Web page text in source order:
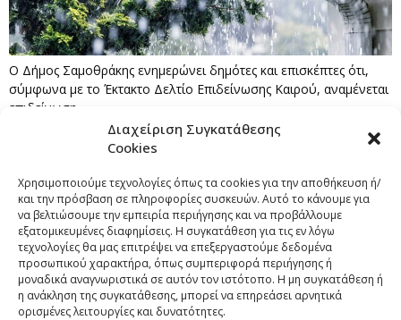
Διαχείριση Συγκατάθεσης
Cookies
Χρησιμοποιούμε τεχνολογίες όπως τα cookies για την αποθήκευση ή/
και την πρόσβαση σε πληροφορίες συσκευών. Αυτό το κάνουμε για
να βελτιώσουμε την εμπειρία περιήγησης και να προβάλλουμε
εξατομικευμένες διαφημίσεις. Η συγκατάθεση για τις εν λόγω
τεχνολογίες θα μας επιτρέψει να επεξεργαστούμε δεδομένα
προσωπικού χαρακτήρα, όπως συμπεριφορά περιήγησης ή
μοναδικά αναγνωριστικά σε αυτόν τον ιστότοπο. Η μη συγκατάθεση ή
η ανάκληση της συγκατάθεσης, μπορεί να επηρεάσει αρνητικά
ορισμένες λειτουργίες και δυνατότητες.
Ο Δήμος Σαμοθράκης ενημερώνει δημότες και επισκέπτες ότι,
σύμφωνα με το Έκτακτο Δελτίο Επιδείνωσης Καιρού, αναμένεται
επιδείνωση…
Επόμενο→